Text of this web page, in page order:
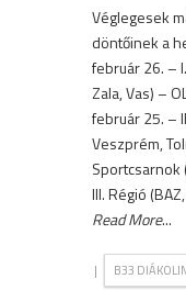
Véglegesek
döntőinek a
február 26. –
Zala, Vas) –
február 25. –
Veszprém,
Sportcsarnok
III. Régió
Read More...
| B33